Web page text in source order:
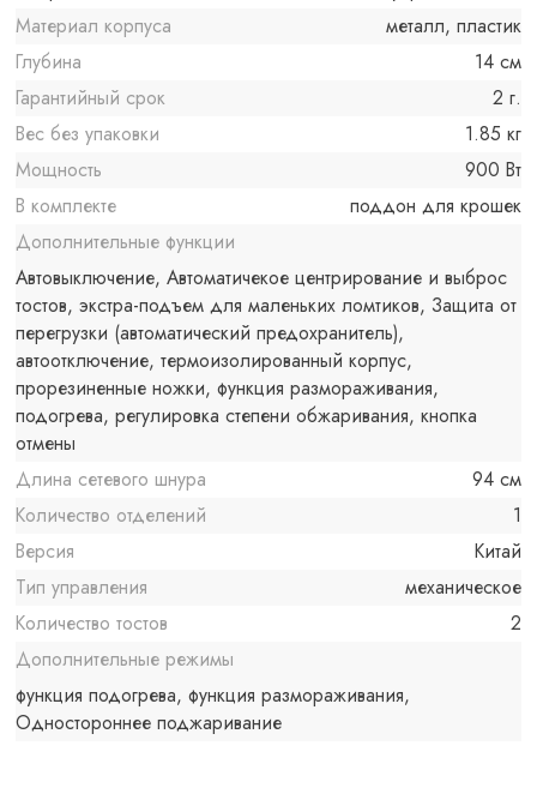
Материал корпуса
металл, пластик
Глубина
14 см
Гарантийный срок
2 г.
Вес без упаковки
1.85 кг
Мощность
900 Вт
В комплекте
поддон для крошек
Дополнительные функции
Автовыключение, Автоматичекое центрирование и выброс
тостов, экстра-подъем для маленьких ломтиков, Защита от
перегрузки (автоматический предохранитель),
автоотключение, термоизолированный корпус,
прорезиненные ножки, функция размораживания,
подогрева, регулировка степени обжаривания, кнопка
отмены
Длина сетевого шнура
94 см
Количество отделений
1
Версия
Китай
Тип управления
механическое
Количество тостов
2
Дополнительные режимы
функция подогрева, функция размораживания,
Одностороннее поджаривание